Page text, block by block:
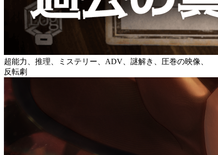
超能力、推理、ミステリー、ADV、謎解き、圧巻の映像、
反転劇